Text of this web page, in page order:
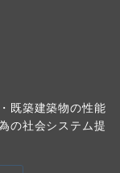
既築建築物の性能
の社会システム提